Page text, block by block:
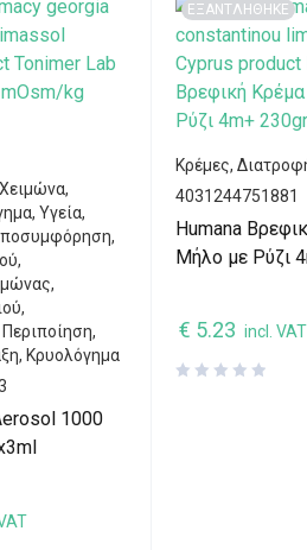
,
, Υγεία,
,
,
,
,
,
, Κρυολόγημα
1000
ΕΞΑΝΤΛΗΘΗΚΕ
Κρέμες,
4031244751881
Humana
Μήλο με Ρύζι
€ 5.23 incl. VAT